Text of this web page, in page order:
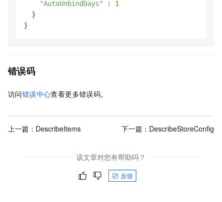
"AutoUnbindDays"
: 1
  }
}
错误码
访问错误中心查看更多错误码。
上一篇： DescribeItems 下一篇： DescribeStoreConfig
该文章对您有帮助吗？
反馈